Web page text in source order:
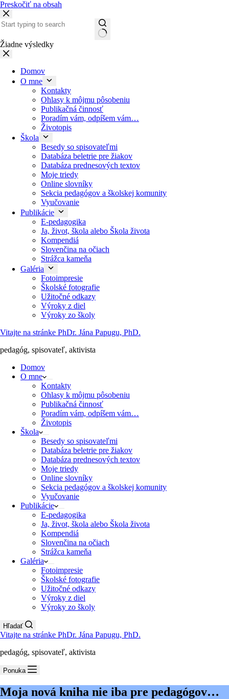
Preskočiť na obsah
Žiadne výsledky
Domov
O mne
Kontakty
Ohlasy k môjmu pôsobeniu
Publikačná činnosť
Poradím vám, odpíšem vám…
Životopis
Škola
Besedy so spisovateľmi
Databáza beletrie pre žiakov
Databáza prednesových textov
Moje triedy
Online slovníky
Sekcia pedagógov a školskej komunity
Vyučovanie
Publikácie
E-pedagogika
Ja, život, škola alebo Škola života
Kompendiá
Slovenčina na očiach
Strážca kameňa
Galéria
Fotoimpresie
Školské fotografie
Užitočné odkazy
Výroky z diel
Výroky zo školy
Vitajte na stránke PhDr. Jána Papugu, PhD.
pedagóg, spisovateľ, aktivista
Domov
O mne
Kontakty
Ohlasy k môjmu pôsobeniu
Publikačná činnosť
Poradím vám, odpíšem vám…
Životopis
Škola
Besedy so spisovateľmi
Databáza beletrie pre žiakov
Databáza prednesových textov
Moje triedy
Online slovníky
Sekcia pedagógov a školskej komunity
Vyučovanie
Publikácie
E-pedagogika
Ja, život, škola alebo Škola života
Kompendiá
Slovenčina na očiach
Strážca kameňa
Galéria
Fotoimpresie
Školské fotografie
Užitočné odkazy
Výroky z diel
Výroky zo školy
Hľadať
Vitajte na stránke PhDr. Jána Papugu, PhD.
pedagóg, spisovateľ, aktivista
Ponuka
Moja nová kniha nie iba pre pedagógov…